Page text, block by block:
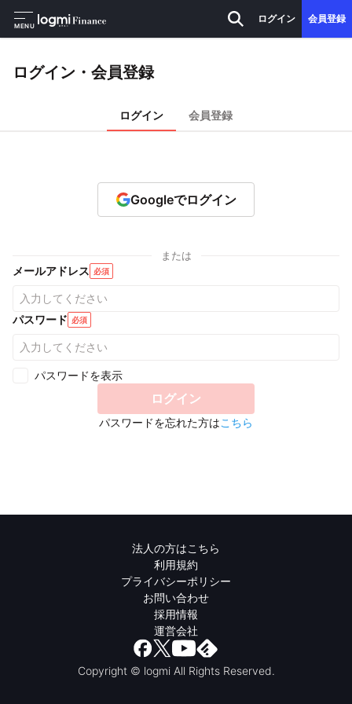
MENU
ログイン 会員登録
ログイン・会員登録
ログイン 会員登録
Googleでログイン
または
メールアドレス 必須
パスワード 必須
パスワードを表示
ログイン
パスワードを忘れた方はこちら
法人の方はこちら
利用規約
プライバシーポリシー
お問い合わせ
採用情報
運営会社
Copyright © logmi All Rights Reserved.